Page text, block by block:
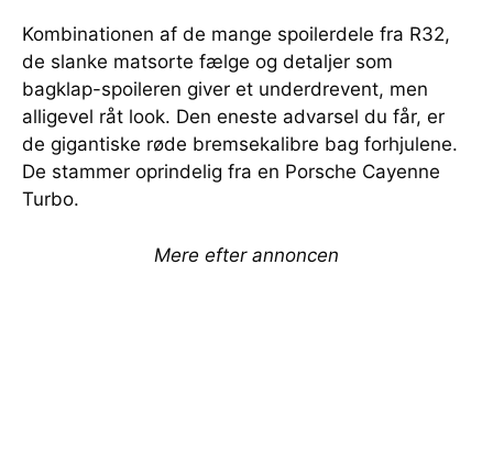
Kombinationen af de mange spoilerdele fra R32,
de slanke matsorte fælge og detaljer som
bagklap-spoileren giver et underdrevent, men
alligevel råt look. Den eneste advarsel du får, er
de gigantiske røde bremsekalibre bag forhjulene.
De stammer oprindelig fra en Porsche Cayenne
Turbo.
Mere efter annoncen